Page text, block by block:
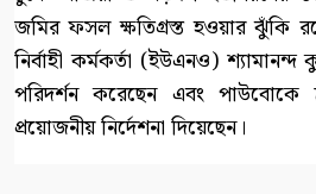
জমির ফসল ক্ষতিগ্রস্ত হওয়ার ঝুঁকি
নির্বাহী কর্মকর্তা (ইউএনও)
পরিদর্শন করেছেন এবং
প্রয়োজনীয় নির্দেশনা দিয়েছেন।